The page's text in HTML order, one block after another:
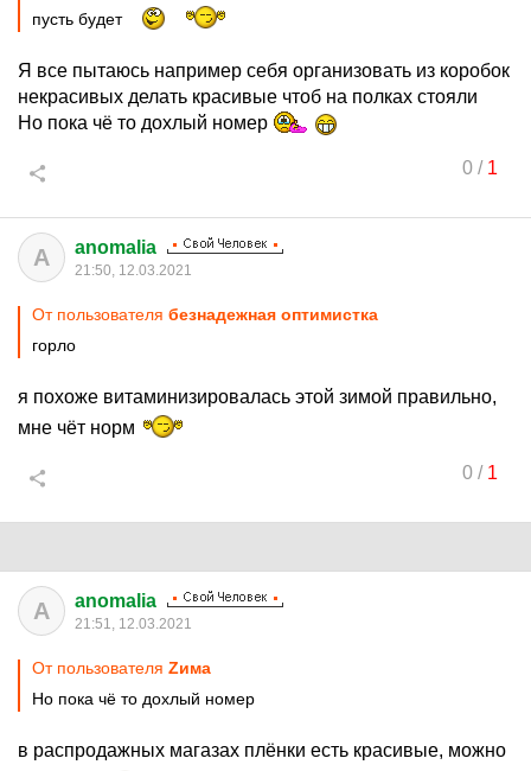
пусть будет
Я все пытаюсь например себя организовать из коробок
некрасивых делать красивые чтоб на полках стояли
Но пока чё то дохлый номер
0/ 1
A anomalia
21:50, 12.03.2021
От пользователя безнадежная оптимистка
горло
я похоже витаминизировалась этой зимой правильно,
мне чёт норм
0/ 1
A anomalia
21:51, 12.03.2021
От пользователя Zима
Но пока чё то дохлый номер
в распродажных магазах плёнки есть красивые, можно